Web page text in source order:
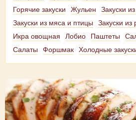
Горячие закуски
Жульен
Закуски
Закуски из мяса и птицы
Закуски из
Икра овощная
Лобио Паштеты
Салаты
Форшмак Холодные